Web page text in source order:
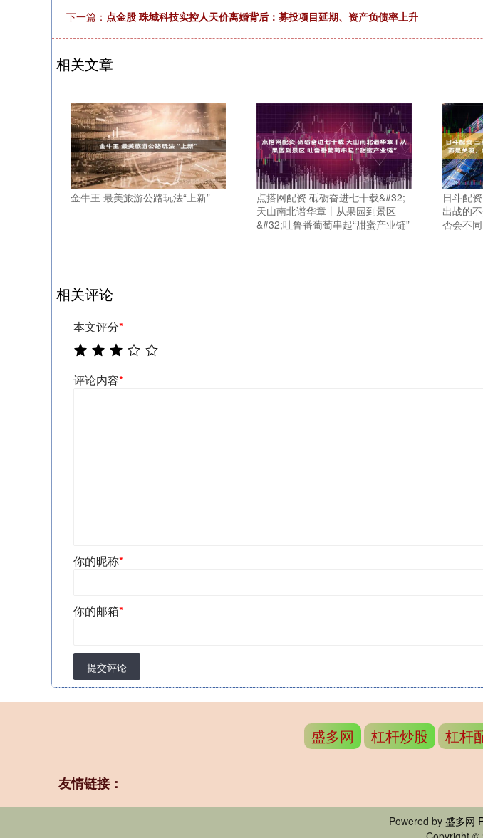
下一篇： 点金股 珠城科技实控人天价离婚背后：募投项目延期、资产负债率上升
相关文章
金牛王 最美旅游公路玩法“上新”
点搭网配资 砥砺奋进七十载&#32;
天山南北谱华章丨从果园到景区
&#32;吐鲁番葡萄串起“甜蜜产业链”
日斗配
出战的
否会不
相关评论
本文评分*
评论内容*
你的昵称*
你的邮箱*
提交评论
盛多网 杠杆炒股 杠杆
友情链接：
Powered by 盛多网